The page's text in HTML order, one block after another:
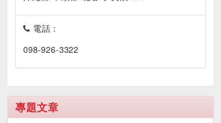
電話：
098-926-3322
專題文章